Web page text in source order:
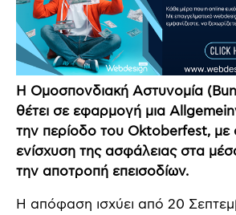
Η Ομοσπονδιακή Αστυνομία
θέτει σε εφαρμογή μια
την περίοδο του Oktoberfest, με
ενίσχυση της ασφάλειας στα
την αποτροπή επεισοδίων.
Η απόφαση ισχύει από 20